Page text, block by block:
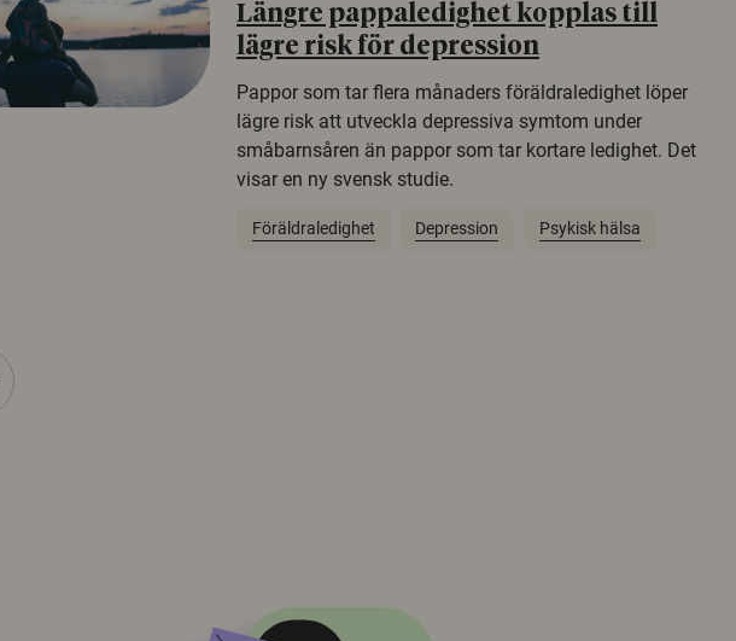
Längre pappaledighet kopplas till
lägre risk för depression
Pappor som tar flera månaders föräldraledighet löper
lägre risk att utveckla depressiva symtom under
småbarnsåren än pappor som tar kortare ledighet. Det
visar en ny svensk studie.
Föräldraledighet Depression Psykisk hälsa